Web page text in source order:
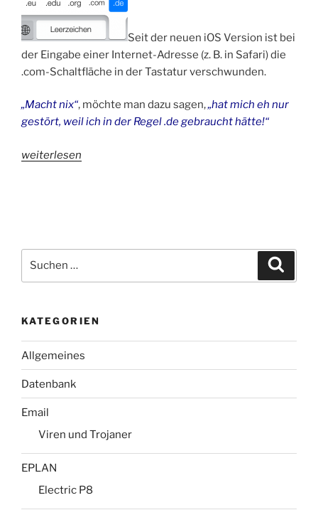
Seit der neuen iOS Version ist bei
der Eingabe einer Internet-Adresse (z. B. in Safari) die
.com-Schaltfläche in der Tastatur verschwunden.
„Macht nix“, möchte man dazu sagen,„hat mich eh nur
gestört, weil ich in der Regel .de gebraucht hätte!“
„iOS7-
weiterlesen
nach:
KATEGORIEN
Allgemeines
Datenbank
Email
Viren und Trojaner
EPLAN
Electric P8